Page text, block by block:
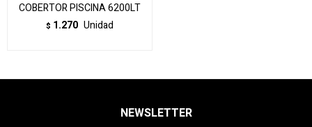
COBERTOR PISCINA 6200LT
$ 1.270 Unidad
NEWSLETTER